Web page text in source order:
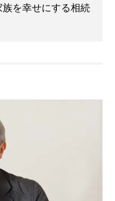
族を幸せにする相続